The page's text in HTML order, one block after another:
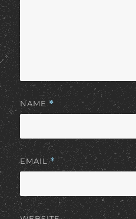
NAME *
EMAIL*